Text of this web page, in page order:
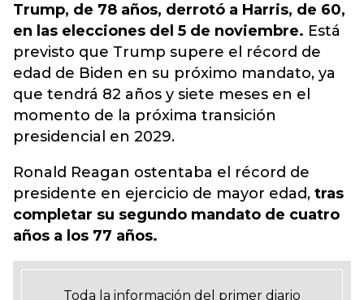
Trump, de 78 años, derrotó a Harris, de 60,
en las elecciones del 5 de noviembre. Está
previsto que Trump supere el récord de
edad de Biden en su próximo mandato, ya
que tendrá 82 años y siete meses en el
momento de la próxima transición
presidencial en 2029.
Ronald Reagan ostentaba el récord de
presidente en ejercicio de mayor edad, tras
completar su segundo mandato de cuatro
años a los 77 años.
Toda la información del primer diario